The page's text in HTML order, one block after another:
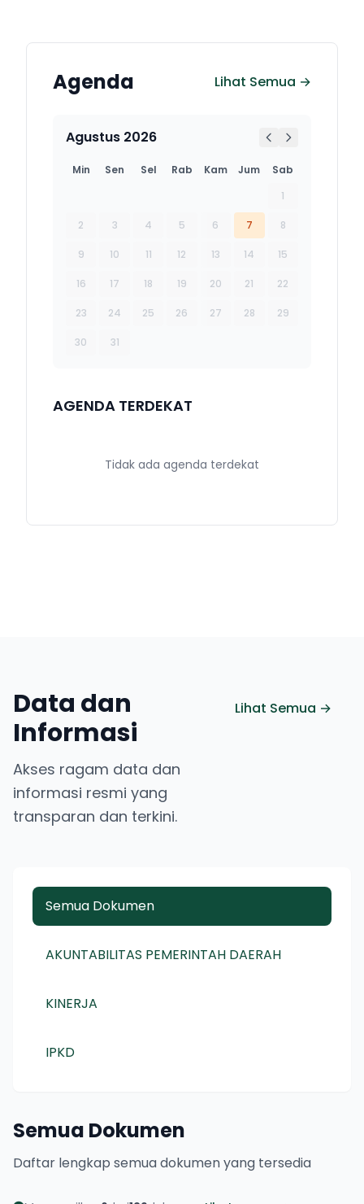
Agenda Lihat Semua →
Agustus 2026
Min Sen Sel Rab Kam Jum
Sab
1
2 3 4 5 6 7 8
9 10 11 12 13 14 15
16 17 18 19 20 21 22
23 24 25 26 27 28 29
30 31
AGENDA TERDEKAT
Tidak ada agenda terdekat
Data dan
Informasi
Akses ragam data dan
informasi resmi yang
transparan dan terkini.
Lihat Semua →
Semua Dokumen
AKUNTABILITAS PEMERINTAH DAERAH
KINERJA
IPKD
Semua Dokumen
Daftar lengkap semua dokumen yang tersedia